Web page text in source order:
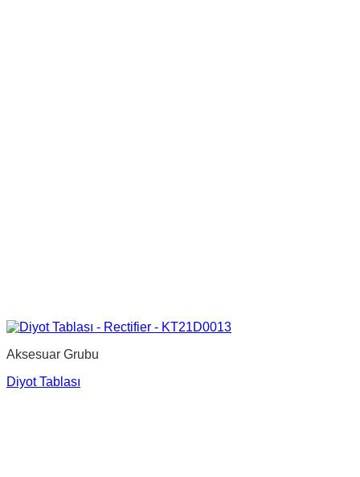
Aksesuar Grubu
Diyot Tablası